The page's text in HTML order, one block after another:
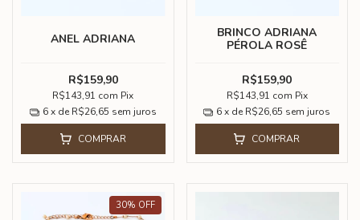
ANEL ADRIANA
R$159,90
R$143,91 com Pix
6 x de R$26,65 sem juros
COMPRAR
BRINCO ADRIANA
PÉROLA ROSÊ
R$159,90
R$143,91 com Pix
6 x de R$26,65 sem juros
COMPRAR
30% OFF